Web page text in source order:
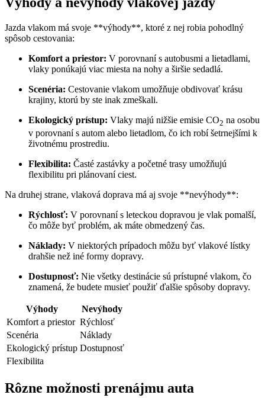
Jazda vlakom má svoje **výhody**, ktoré z nej robia pohodlný
spôsob cestovania:
Komfort a priestor: V porovnaní s autobusmi a lietadlami,
vlaky‍ ponúkajú viac miesta na⁢ nohy a širšie sedadlá.
Scenéria: Cestovanie vlakom umožňuje obdivovať krásu
krajiny, ktorú ‌by ⁢ste inak zmeškali.
Ekologický prístup: Vlaky ​majú nižšie emisie CO2 na osobu
⁣v porovnaní⁢ s autom alebo lietadlom, čo ich robí ‌šetrnejšími k
životnému prostrediu.
Flexibilita: Časté zastávky​ a početné trasy umožňujú‍
flexibilitu pri plánovaní ciest.
Na druhej ‍strane, vlaková doprava má aj svoje **nevýhody**:
Rýchlosť: V porovnaní s leteckou dopravou je‌ vlak pomalší,
čo ⁢môže byť problém, ak máte obmedzený čas.
Náklady: V niektorých prípadoch môžu byť vlakové lístky
drahšie než ‍iné formy dopravy.
Dostupnosť: ​Nie ‌všetky destinácie sú prístupné vlakom, čo
znamená, že ⁤budete musieť použiť ⁤ďalšie spôsoby dopravy.
Výhody
Nevýhody
Komfort a priestor Rýchlosť
Scenéria
Náklady
Ekologický prístup Dostupnosť
Flexibilita
Rôzne možnosti prenájmu auta